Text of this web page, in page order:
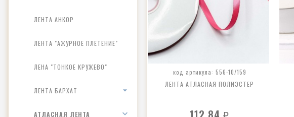
ЛЕНТА АНКОР
ЛЕНТА "АЖУРНОЕ ПЛЕТЕНИЕ"
ЛЕНА "ТОНКОЕ КРУЖЕВО"
ЛЕНТА БАРХАТ
АТЛАСНАЯ ЛЕНТА
код артикула: 556-10/159
ЛЕНТА АТЛАСНАЯ ПОЛИЭСТЕР